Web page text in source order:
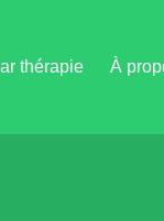
thérapie À